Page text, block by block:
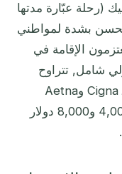
(رحلة عبّارة مدتها
بشدة لمواطني
الإقامة في
شامل, تتراوح
تكلفة الخطط من مزودين عالميين كـ Cigna وAetna
International وBupa Global بين 4,000 و8,000 دولار